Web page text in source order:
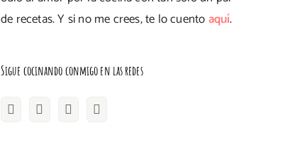
de recetas. Y si no me crees, te lo cuentoaquí.
Sigue cocinando conmigo en las redes